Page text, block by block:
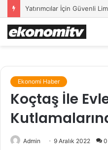
Yatırımcılar İçin Güvenli
Ekonomi Haber
Koçtaş İle
Admin 9 Aralık 2022 0